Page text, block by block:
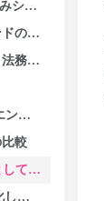
移行
に高める
ら, TPU 上
るか
較
AI 評価
放つ